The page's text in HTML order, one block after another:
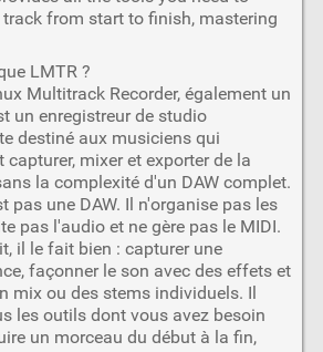
track from start to finish, mastering
LMTR ?
Multitrack Recorder, également un
un enregistreur de studio
destiné aux musiciens qui
capturer, mixer et exporter de la
la complexité d'un DAW complet.
pas une DAW. Il n'organise pas les
pas l'audio et ne gère pas le MIDI.
il le fait bien : capturer une
façonner le son avec des effets et
mix ou des stems individuels. Il
les outils dont vous avez besoin
un morceau du début à la fin,